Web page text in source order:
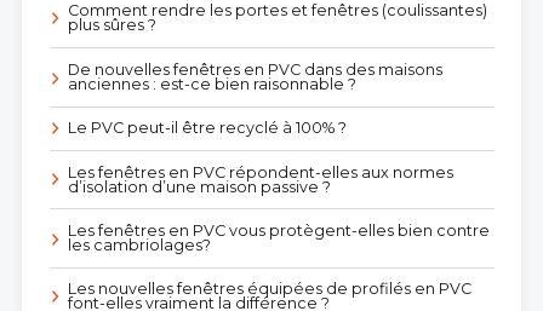
Comment rendre les portes et fenêtres (coulissantes)
plus sûres ?
De nouvelles fenêtres en PVC dans des maisons
anciennes : est-ce bien raisonnable ?
Le PVC peut-il être recyclé à 100% ?
Les fenêtres en PVC répondent-elles aux normes
d’isolation d’une maison passive ?
Les fenêtres en PVC vous protègent-elles bien contre
les cambriolages?
Les nouvelles fenêtres équipées de profilés en PVC
font-elles vraiment la différence ?